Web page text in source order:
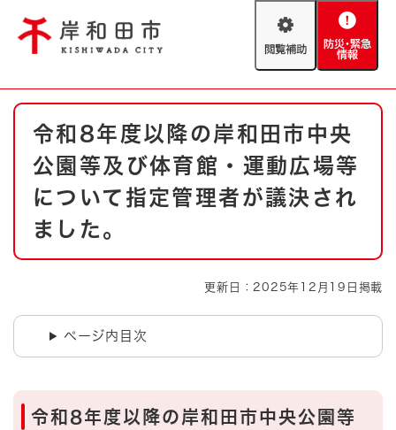
閲
助
防
緊
情
報
やさしい日本語
文字サイズ 標準 拡大
背景色変更 白 黒 青
とじる
防災・緊急情報 救急・消防
ハザードマップ AED設置箇所
本
令和8年度以降の岸和田市中央
公園等及び体育館・運動広場等
について指定管理者が議決され
ました。
更新日：2025年12月19日掲載
ページ内目次
​令和8年度以降の岸和田市中央公園等